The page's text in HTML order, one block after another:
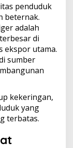
penduduk
beternak.
adalah
di
ekspor utama.
sumber
kekeringan,
yang
terbatas.